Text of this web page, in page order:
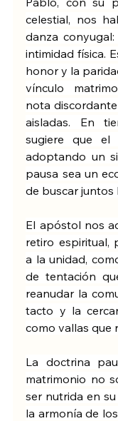
celestial, nos
danza
intimidad física.
honor y la
vínculo
nota
aisladas. En
sugiere que el
adoptando un
pausa sea un
de buscar juntos
El apóstol nos
retiro espiritual,
a la unidad,
de tentación
reanudar la
tacto y la
como vallas que
La doctrina
matrimonio no
ser nutrida en
la armonía de